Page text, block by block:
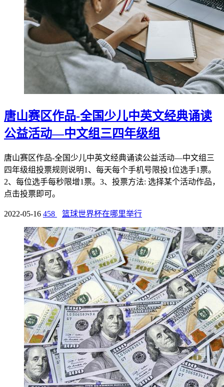
唐山赛区作品-全国少儿中英文经典诵读
公益活动—中文组三四年级组
唐山赛区作品-全国少儿中英文经典诵读公益活动—中文组三
四年级组投票规则说明1、每天每个手机号限投1位选手1票。
2、每位选手每秒限增1票。3、投票方法: 选择某个活动作品，
点击投票即可。
2022-05-16 458 篮球世界杯在哪里举行